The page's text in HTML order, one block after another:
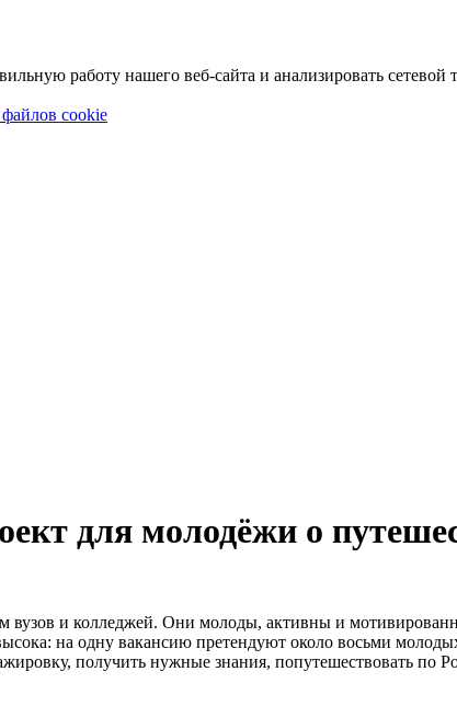
работу нашего веб-сайта и анализировать сетевой
cookie
для молодёжи о
вузов и колледжей. Они молоды, активны и
на одну вакансию претендуют около восьми
получить нужные знания, попутешествовать по